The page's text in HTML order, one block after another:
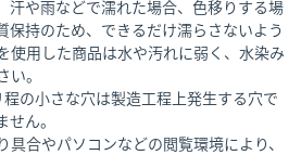
汗や雨などで濡れた場合、色移りする場
保持のため、できるだけ濡らさないよう
使用した商品は水や汚れに弱く、水染み
。
の小さな穴は製造工程上発生する穴で
ん。
合やパソコンなどの閲覧環境により、